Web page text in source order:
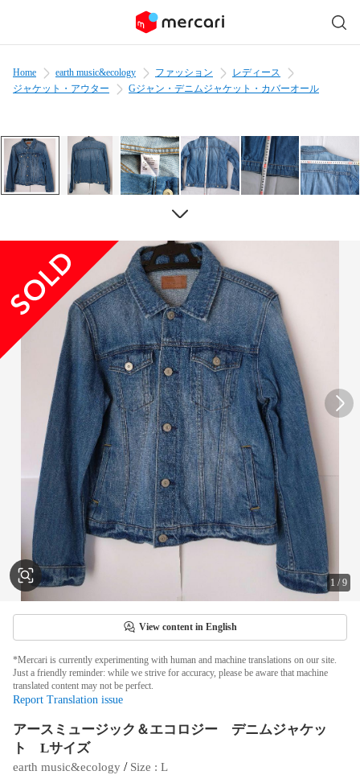
Home earth music&ecology ファッション
レディース
ジャケット・アウター
Gジャン・デニムジャケット・カバーオール
1 /9
View content in English
*Mercari is currently experimenting with human and machine translations on our site.
Just a friendly reminder: while we strive for accuracy, please be aware that machine
translated content may not be perfect.
Report Translation issue
アースミュージック＆エコロジー デニムジャケッ
ト Lサイズ
earth music&ecology / Size : L